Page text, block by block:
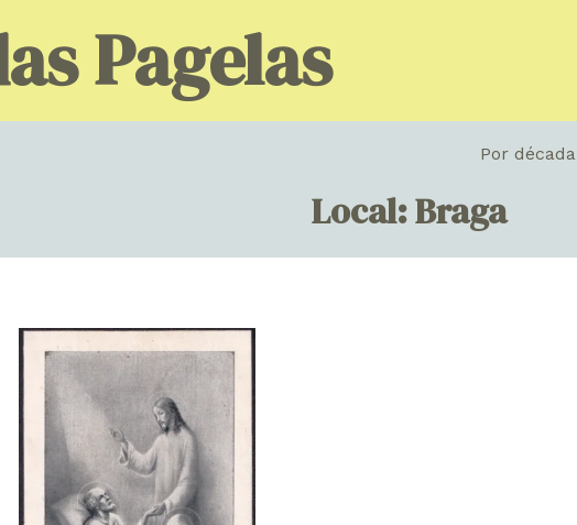
Pagelas
Por década
Local: Braga